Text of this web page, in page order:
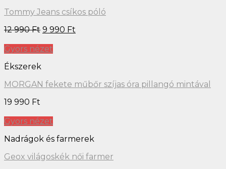
Tommy Jeans csíkos póló
12 990Ft 9 990 Ft
Gyors nézet
Ékszerek
MORGAN fekete műbőr szíjas óra pillangó mintával
19 990 Ft
Gyors nézet
Nadrágok és farmerek
Geox világoskék női farmer